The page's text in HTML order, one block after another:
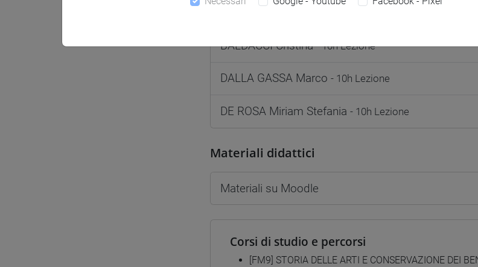
Docenti
BALDACCI Cristina- 10h Lezione
DALLA GASSA Marco - 10h Lezione
DE ROSA Miriam Stefania - 10h Lezione
Materiali didattici
Materiali su Moodle
Corsi di studio e percorsi
[FM9] STORIA DELLE ARTI E CONSERVAZIONE DEI